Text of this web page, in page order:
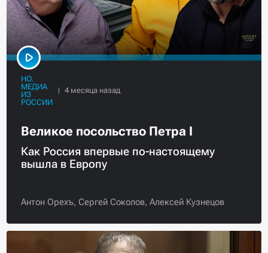
НО.
МЕДИА
ИЗ
РОССИИ
Великое посольство Петра I
Как Россия впервые по-настоящему
вышла в Европу
Антон Орехъ, Сергей Соколов, Алексей Кузнецов